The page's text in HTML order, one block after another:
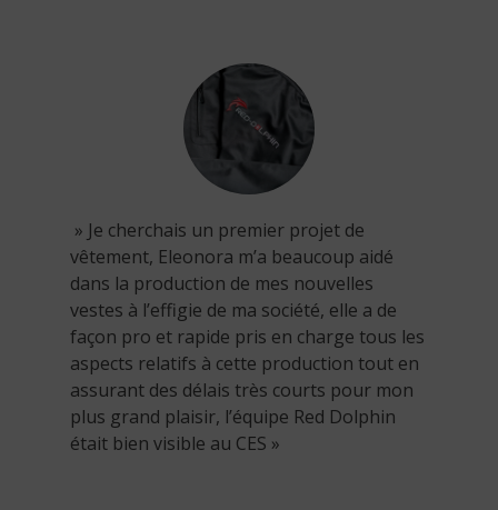
» Je cherchais un premier projet de
vêtement, Eleonora m’a beaucoup aidé
dans la production de mes nouvelles
vestes à l’effigie de ma société, elle a de
façon pro et rapide pris en charge tous les
aspects relatifs à cette production tout en
assurant des délais très courts pour mon
plus grand plaisir, l’équipe Red Dolphin
était bien visible au CES »